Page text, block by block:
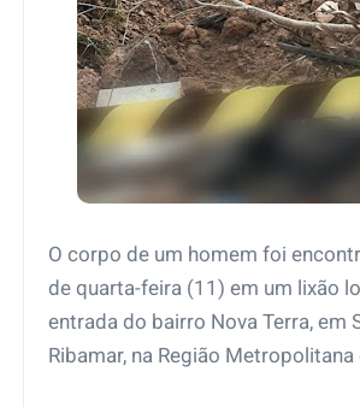
O corpo de um homem foi
de quarta-feira (11) em um lixão
entrada do bairro Nova Terra, em
Ribamar, na Região Metropolitana